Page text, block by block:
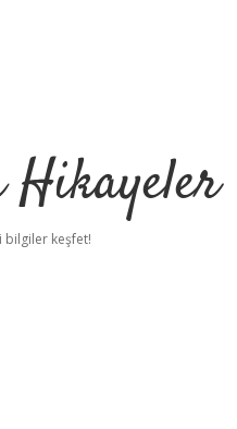
Hikayeler
bilgiler keşfet!